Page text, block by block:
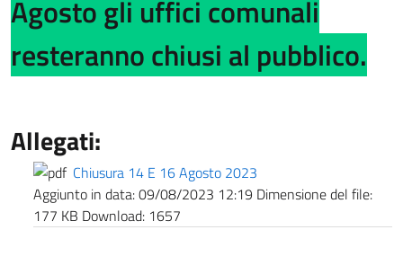
Agosto gli uffici comunali
resteranno chiusi al pubblico.
Allegati:
Chiusura 14 E 16 Agosto 2023
Aggiunto in data:09/08/2023 12:19 Dimensione del file:
177 KB Download: 1657